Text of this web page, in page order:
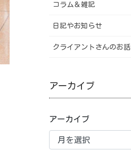
コラム＆雑記
日記やお知らせ
クライアントさんのお話
アーカイブ
アーカイブ